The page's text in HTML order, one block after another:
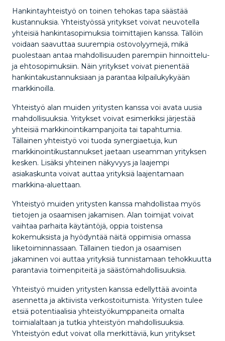
Hankintayhteistyö on toinen tehokas tapa säästää
kustannuksia. Yhteistyössä yritykset voivat neuvotella
yhteisiä hankintasopimuksia toimittajien kanssa. Tällöin
voidaan saavuttaa suurempia ostovolyymejä, mikä
puolestaan antaa mahdollisuuden parempiin hinnoittelu-
ja ehtosopimuksiin. Näin yritykset voivat pienentää
hankintakustannuksiaan ja parantaa kilpailukykyään
markkinoilla.
Yhteistyö alan muiden yritysten kanssa voi avata uusia
mahdollisuuksia. Yritykset voivat esimerkiksi järjestää
yhteisiä markkinointikampanjoita tai tapahtumia.
Tällainen yhteistyö voi tuoda synergiaetuja, kun
markkinointikustannukset jaetaan useamman yrityksen
kesken. Lisäksi yhteinen näkyvyys ja laajempi
asiakaskunta voivat auttaa yrityksiä laajentamaan
markkina-aluettaan.
Yhteistyö muiden yritysten kanssa mahdollistaa myös
tietojen ja osaamisen jakamisen. Alan toimijat voivat
vaihtaa parhaita käytäntöjä, oppia toistensa
kokemuksista ja hyödyntää näitä oppimisia omassa
liiketoiminnassaan. Tällainen tiedon ja osaamisen
jakaminen voi auttaa yrityksiä tunnistamaan tehokkuutta
parantavia toimenpiteitä ja säästömahdollisuuksia.
Yhteistyö muiden yritysten kanssa edellyttää avointa
asennetta ja aktiivista verkostoitumista. Yritysten tulee
etsiä potentiaalisia yhteistyökumppaneita omalta
toimialaltaan ja tutkia yhteistyön mahdollisuuksia.
Yhteistyön edut voivat olla merkittäviä, kun yritykset